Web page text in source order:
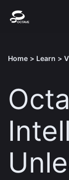
Home > Learn >